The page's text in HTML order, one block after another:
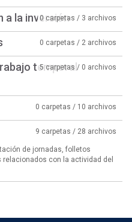
a la inversión0 carpetas / 3 archivos
0 carpetas / 2 archivos
temporal
5 carpetas / 0 archivos
0 carpetas / 10 archivos
9 carpetas / 28 archivos
de jornadas, folletos
con la actividad del